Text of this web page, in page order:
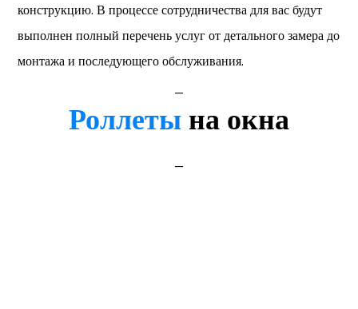
конструкцию. В процессе сотрудничества для вас будут
выполнен полный перечень услуг от детального замера до
монтажа и последующего обслуживания.
Роллеты на окна